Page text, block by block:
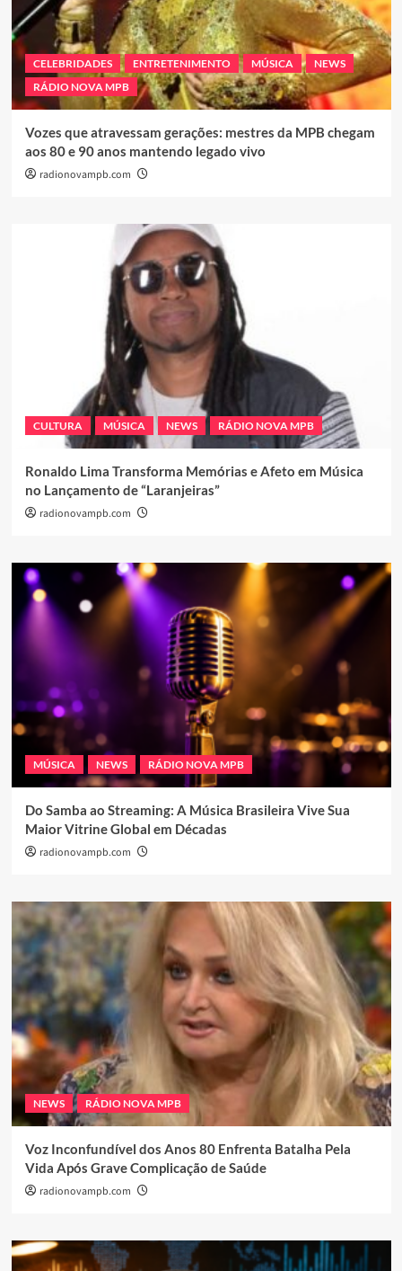
CELEBRIDADES ENTRETENIMENTO MÚSICA
NEWS
RÁDIO NOVA MPB
Vozes que atravessam gerações: mestres da MPB chegam
aos 80 e 90 anos mantendo legado vivo
radionovampb.com
CULTURA MÚSICA NEWS RÁDIO NOVA MPB
Ronaldo Lima Transforma Memórias e Afeto em Música
no Lançamento de “Laranjeiras”
radionovampb.com
MÚSICA NEWS RÁDIO NOVA MPB
Do Samba ao Streaming: A Música Brasileira Vive Sua
Maior Vitrine Global em Décadas
radionovampb.com
NEWS RÁDIO NOVA MPB
Voz Inconfundível dos Anos 80 Enfrenta Batalha Pela
Vida Após Grave Complicação de Saúde
radionovampb.com